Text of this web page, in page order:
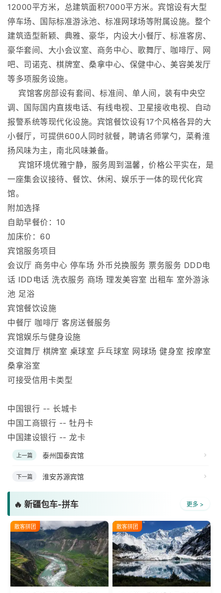
建筑造型新颖、典雅、豪华，内设大小餐厅、标准客房、
豪华套间、大小会议室、商务中心、歌舞厅、咖啡厅、网
吧、司诺克、棋牌室、桑拿中心、保健中心、美容美发厅
等多项服务设施。
宾馆客房部设有套间、标准间、单人间，装有中央空
调、国际国内直拨电话、有线电视、卫星接收电视、自动
报警系统等现代化设施。宾馆餐饮设有17个风格各异的大
小餐厅，可提供600人同时就餐，聘请名师掌勺，菜肴淮
扬风味为主，南北风味兼备。
宾馆环境优雅宁静，服务周到温馨，价格公平实在，是
一座集会议接待、餐饮、休闲、娱乐于一体的现代化宾
馆。
附加选择
自助早餐价：10
加床价：60
宾馆服务项目
会议厅 商务中心 停车场 外币兑换服务 票务服务 DDD电
话 IDD电话 洗衣服务 商场 理发美容室 出租车 室外游泳
池 足浴
宾馆餐饮设施
中餐厅 咖啡厅 客房送餐服务
宾馆娱乐与健身设施
交谊舞厅 棋牌室 桌球室 乒乓球室 网球场 健身室 按摩室
桑拿浴室
可接受信用卡类型
中国银行 -- 长城卡
中国建设银行 -- 龙卡
上一篇 泰州国泰宾馆
下一篇
🔥 新疆包车-拼车
散客拼团
2026·相约西藏·高原有氧之旅
纯玩9/11日游
2026藏东秘境 漫步云中仙境·
探秘世外桃源·纯玩11/13日